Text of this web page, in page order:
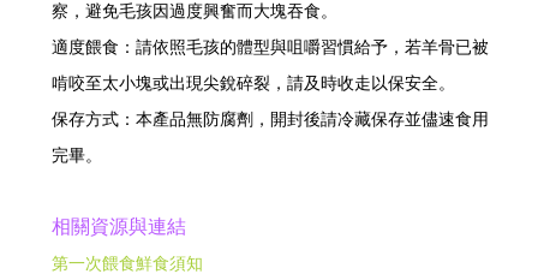
察，避免毛孩因過度興奮而大塊吞食。
適度餵食：請依照毛孩的體型與咀嚼習慣給予，若羊骨已被
啃咬至太小塊或出現尖銳碎裂，請及時收走以保安全。
保存方式：本產品無防腐劑，開封後請冷藏保存並儘速食用
完畢。
相關資源與連結
第一次餵食鮮食須知